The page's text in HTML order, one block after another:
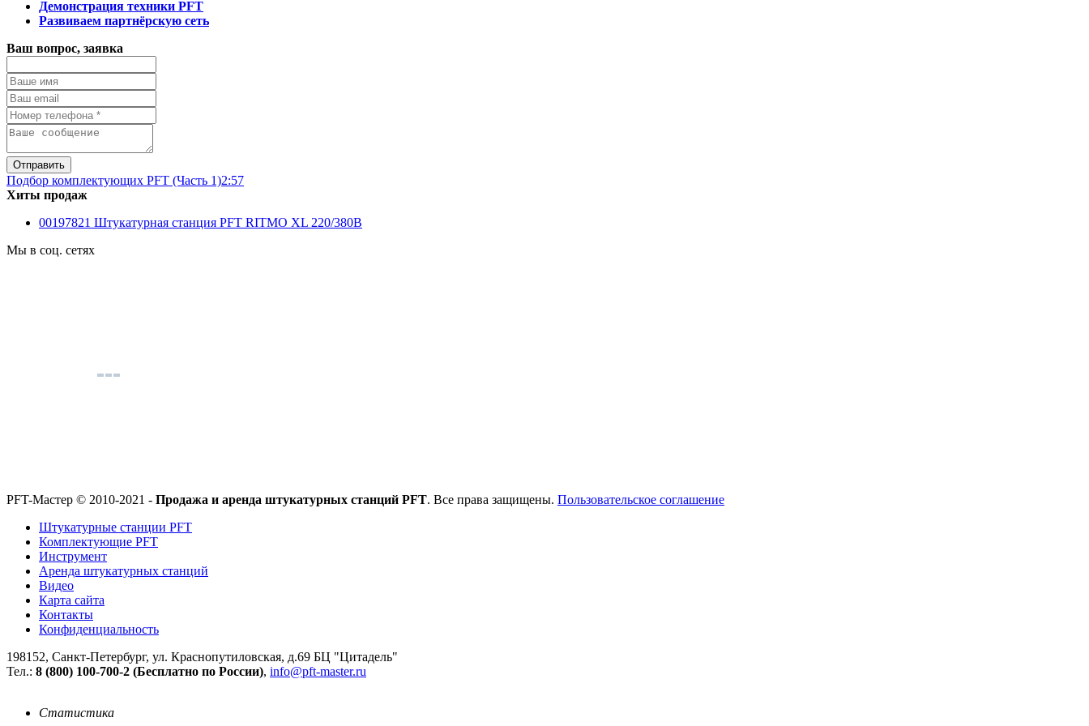
Демонстрация техники PFT
Развиваем партнёрскую сеть
Ваш вопрос, заявка
Подбор комплектующих PFT (Часть 1)2:57
Хиты продаж
00197821 Штукатурная станция PFT RITMO XL 220/380B
Мы в соц. сетях
PFT-Мастер © 2010-2021 - Продажа и аренда штукатурных станций PFT. Все права защищены. Пользовательское соглашение
Штукатурные станции PFT
Комплектующие PFT
Инструмент
Аренда штукатурных станций
Видео
Карта сайта
Контакты
Конфиденциальность
198152, Санкт-Петербург, ул. Краснопутиловская, д.69 БЦ "Цитадель"
Тел.: 8 (800) 100-700-2 (Бесплатно по России), info@pft-master.ru
Статистика